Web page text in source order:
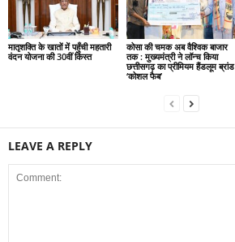
मातृशक्ति के खातों में पहुँची महतारी
वंदन योजना की 30वीं किस्त
कोसा की चमक अब वैश्विक बाजार
तक : मुख्यमंत्री ने लॉन्च किया
छत्तीसगढ़ का प्रीमियम हैंडलूम ब्रांड
‘कोशल फैब’
LEAVE A REPLY